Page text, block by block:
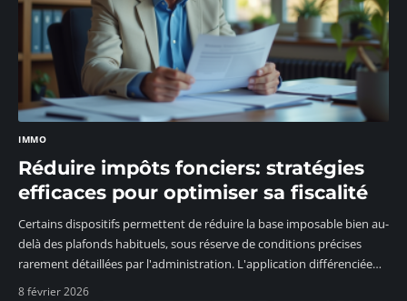
IMMO
Réduire impôts fonciers: stratégies
efficaces pour optimiser sa fiscalité
Certains dispositifs permettent de réduire la base imposable bien au-
delà des plafonds habituels, sous réserve de conditions précises
rarement détaillées par l'administration. L'application différenciée…
8 février 2026